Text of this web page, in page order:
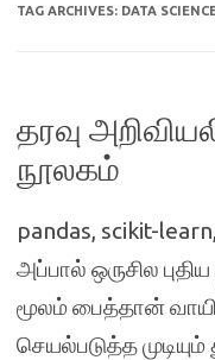
TAG ARCHIVES: DATA SCIENCE
தரவு
நூலகம்
pandas, scikit-
அப்பால் ஒருசில
மூலம் பைத்தான்
செயல்படுத்த